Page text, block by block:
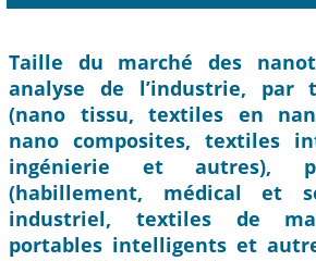
Taille du marché des
analyse de l’industrie, par
(nano tissu, textiles en
nano composites, textiles
ingénierie et autres),
(habillement, médical et
industriel, textiles de
portables intelligents et